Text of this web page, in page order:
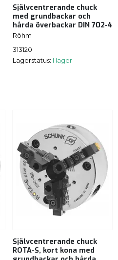
Självcentrerande chuck
med grundbackar och
hårda överbackar DIN 702-4
Röhm
313120
Lagerstatus: I lager
Självcentrerande chuck
ROTA-S, kort kona med